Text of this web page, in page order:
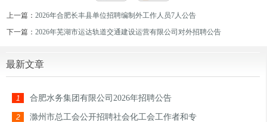
上一篇：2026年合肥长丰县单位招聘编制外工作人员7人公告
下一篇：2026年芜湖市运达轨道交通建设运营有限公司对外招聘公告
最新文章
1 合肥水务集团有限公司2026年招聘公告
2 滁州市总工会公开招聘社会化工会工作者和专